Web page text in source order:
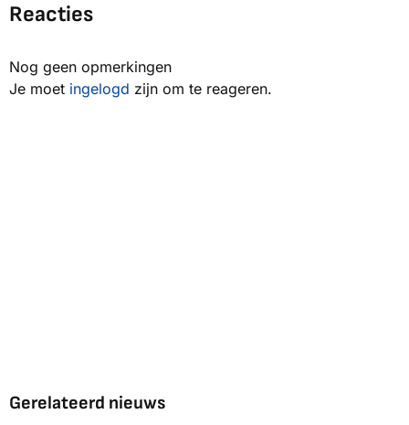
Reacties
Nog geen opmerkingen
Je moet ingelogd zijn om te reageren.
Gerelateerd nieuws